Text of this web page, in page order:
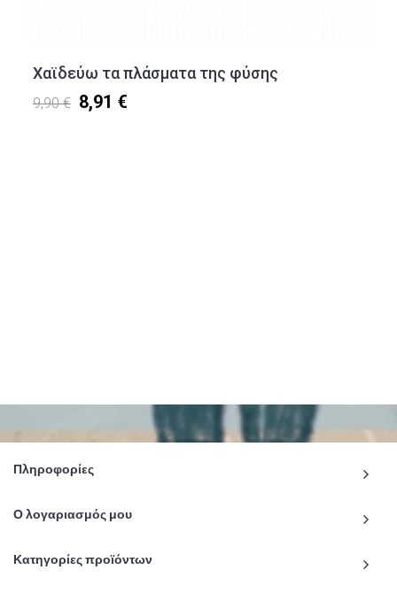
Χαϊδεύω τα πλάσματα της φύσης
9,90 € 8,91 €
Πληροφορίες
Ο λογαριασμός μου
Κατηγορίες προϊόντων